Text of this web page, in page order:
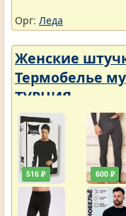
Орг: Леда
Женские
Термобелье
ТУРЦИЯ
516 ₽ 600 ₽